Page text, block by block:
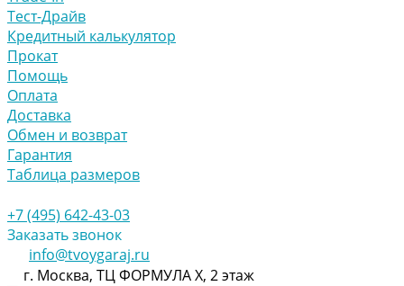
Тест-Драйв
Кредитный калькулятор
Прокат
Помощь
Оплата
Доставка
Обмен и возврат
Гарантия
Таблица размеров
+7 (495) 642-43-03
Заказать звонок
info@tvoygaraj.ru
г. Москва, ТЦ ФОРМУЛА Х, 2 этаж